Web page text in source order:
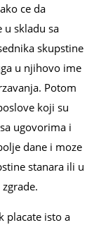
ce da
u skladu sa
skupstine
u njihovo ime
Potom
koji su
ugovorima i
dane i moze
stanara ili u
placate isto a